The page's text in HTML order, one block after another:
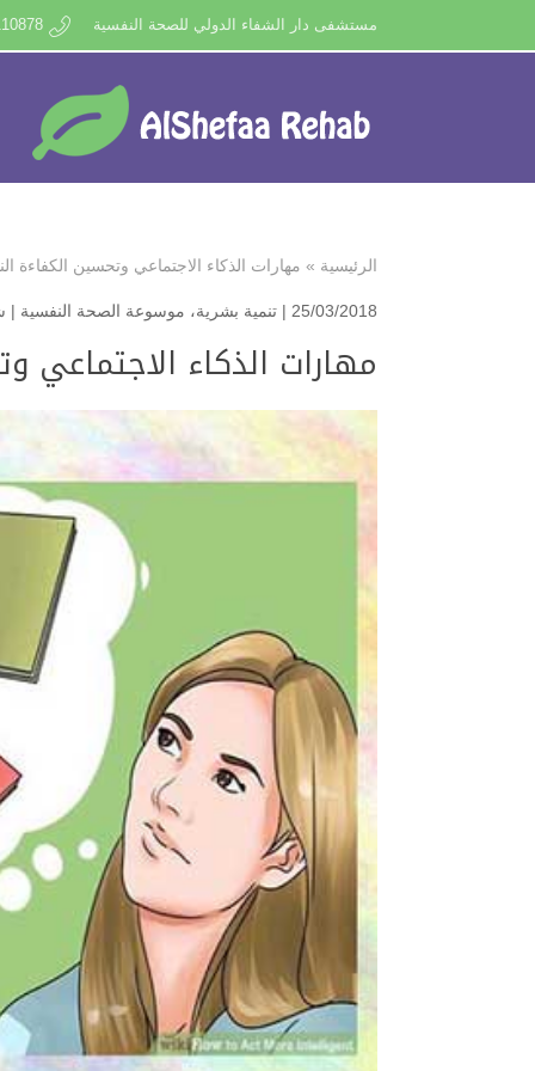
مستشفى دار الشفاء الدولي للصحة النفسية
الرئيسية » مهارات الذكاء الاجتماعي وتحسين الكفاءة
25/03/2018 | تنمية بشرية، موسوعة الصحة النفسية |
مهارات الذكاء الاجتماعي